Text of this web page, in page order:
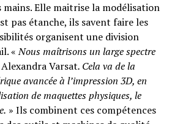
mains. Elle maitrise la modélisation
pas étanche, ils savent faire les
organisent une division
«Nous maîtrisons un large spectre
Varsat. Cela va de la
avancée à l’impression 3D, en
de maquettes physiques, le
» Ils combinent ces compétences